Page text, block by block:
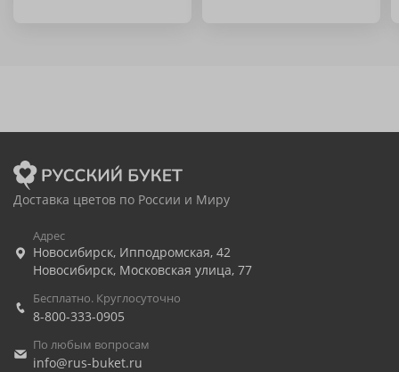
Доставка цветов по России и Миру
Адрес
Новосибирск, Ипподромская, 42
Новосибирск, Московская улица, 77
Бесплатно. Круглосуточно
8-800-333-0905
По любым вопросам
info@rus-buket.ru